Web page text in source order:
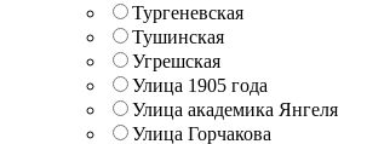
Тургеневская
Тушинская
Угрешская
Улица 1905 года
Улица академика Янгеля
Улица Горчакова